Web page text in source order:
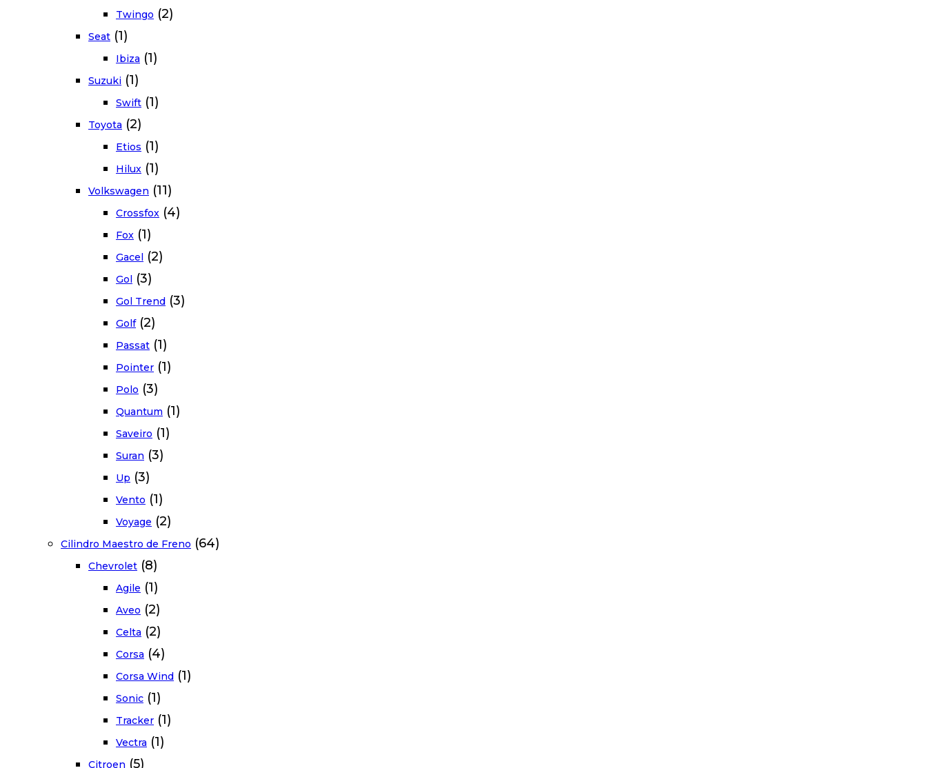
Twingo (2)
Seat (1)
Ibiza (1)
Suzuki (1)
Swift (1)
Toyota (2)
Etios (1)
Hilux (1)
Volkswagen (11)
Crossfox (4)
Fox (1)
Gacel (2)
Gol (3)
Gol Trend (3)
Golf (2)
Passat (1)
Pointer (1)
Polo (3)
Quantum (1)
Saveiro (1)
Suran (3)
Up (3)
Vento (1)
Voyage (2)
Cilindro Maestro de Freno (64)
Chevrolet (8)
Agile (1)
Aveo (2)
Celta (2)
Corsa (4)
Corsa Wind (1)
Sonic (1)
Tracker (1)
Vectra (1)
Citroen (5)